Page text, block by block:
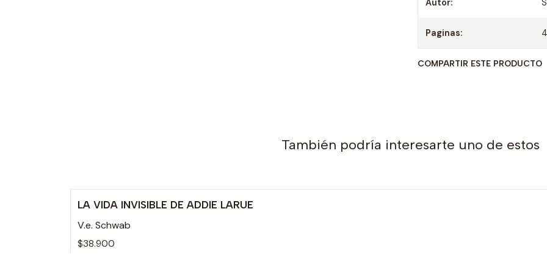
Autor:
Paginas:
COMPARTIR ESTE PRODUCTO
También podría interesarte uno de estos
Agotado
LA VIDA INVISIBLE DE ADDIE LARUE
V.e. Schwab
$38.900